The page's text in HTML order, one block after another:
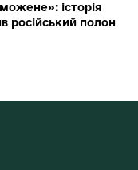
історія
російський полон